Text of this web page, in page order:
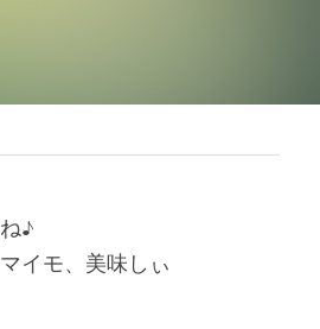
源商店
♪
イモ、美味しぃ